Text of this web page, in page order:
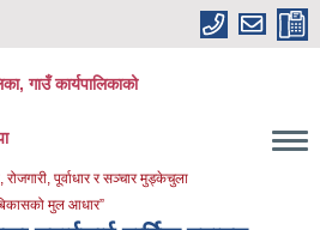
गाउँ कार्यपालिकाको
रोजगारी, पूर्वाधार र सञ्चार मुड्केचुला
मुल आधार”